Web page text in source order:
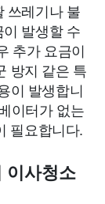
쓰레기나 불
발생할 수
추가 요금이
방지 같은 특
이 발생합니
이터가 없는
필요합니다.
이사청소